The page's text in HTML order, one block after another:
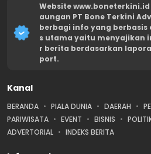
Website
aungan PT Bone Terkini
berbagi info yang berbasis
s utama yaitu menyajikan
r berita berdasarkan
port.
Kanal
BERANDA PIALA DUNIA DAERAH
PARIWISATA
EVENT BISNIS
ADVERTORIAL
INDEKS BERITA